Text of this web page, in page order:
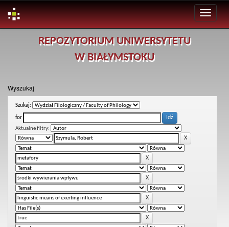
REPOZYTORIUM UNIWERSYTETU
W BIAŁYMSTOKU
Wyszukaj
Szukaj:
for
Aktualne filtry: